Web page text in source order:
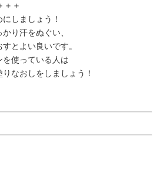
＋＋
しましょう！
り汗をぬぐい、
とよい良いです。
使っている人は
なおしをしましょう！